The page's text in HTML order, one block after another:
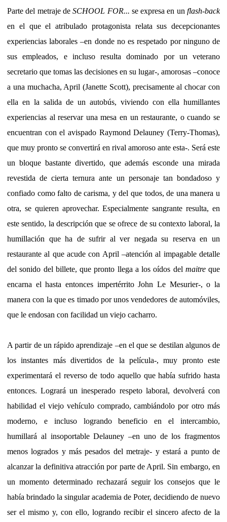
Parte del metraje deSCHOOL FOR... se expresa en unflash-back
en el que el atribulado protagonista relata sus decepcionantes
experiencias laborales –en donde no es respetado por ninguno de
sus empleados, e incluso resulta dominado por un veterano
secretario que tomas las decisiones en su lugar-, amorosas –conoce
a una muchacha, April (Janette Scott), precisamente al chocar con
ella en la salida de un autobús, viviendo con ella humillantes
experiencias al reservar una mesa en un restaurante, o cuando se
encuentran con el avispado Raymond Delauney (Terry-Thomas),
que muy pronto se convertirá en rival amoroso ante esta-. Será este
un bloque bastante divertido, que además esconde una mirada
revestida de cierta ternura ante un personaje tan bondadoso y
confiado como falto de carisma, y del que todos, de una manera u
otra, se quieren aprovechar. Especialmente sangrante resulta, en
este sentido, la descripción que se ofrece de su contexto laboral, la
humillación que ha de sufrir al ver negada su reserva en un
restaurante al que acude con April –atención al impagable detalle
del sonido del billete, que pronto llega a los oídos del maitreque
encarna el hasta entonces impertérrito John Le Mesurier-, o la
manera con la que es timado por unos vendedores de automóviles,
que le endosan con facilidad un viejo cacharro.
A partir de un rápido aprendizaje –en el que se destilan algunos de
los instantes más divertidos de la película-, muy pronto este
experimentará el reverso de todo aquello que había sufrido hasta
entonces. Logrará un inesperado respeto laboral, devolverá con
habilidad el viejo vehículo comprado, cambiándolo por otro más
moderno, e incluso logrando beneficio en el intercambio,
humillará al insoportable Delauney –en uno de los fragmentos
menos logrados y más pesados del metraje- y estará a punto de
alcanzar la definitiva atracción por parte de April. Sin embargo, en
un momento determinado rechazará seguir los consejos que le
había brindado la singular academia de Poter, decidiendo de nuevo
ser el mismo y, con ello, logrando recibir el sincero afecto de la